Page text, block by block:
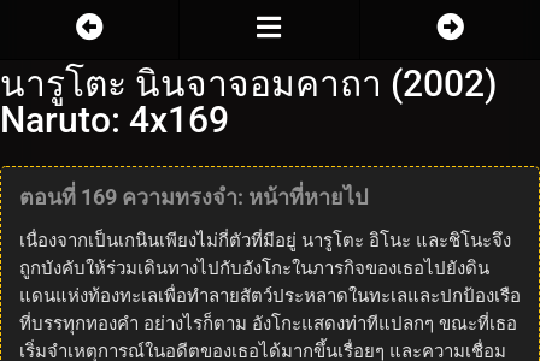
นารูโตะ นินจาจอมคาถา (2002)
Naruto: 4x169
ตอนที่ 169 ความทรงจำ: หน้าที่หายไป
เนื่องจากเป็นเกนินเพียงไม่กี่ตัวที่มีอยู่ นารูโตะ อิโนะ และชิโนะจึง
ถูกบังคับให้ร่วมเดินทางไปกับอังโกะในภารกิจของเธอไปยังดิน
แดนแห่งท้องทะเลเพื่อทำลายสัตว์ประหลาดในทะเลและปกป้องเรือ
ที่บรรทุกทองคำ อย่างไรก็ตาม อังโกะแสดงท่าทีแปลกๆ ขณะที่เธอ
เริ่มจำเหตุการณ์ในอดีตของเธอได้มากขึ้นเรื่อยๆ และความเชื่อม